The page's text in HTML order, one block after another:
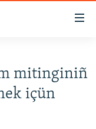
mitinginiñ
içün